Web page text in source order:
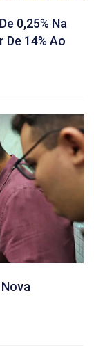
0,25% Na
De 14% Ao